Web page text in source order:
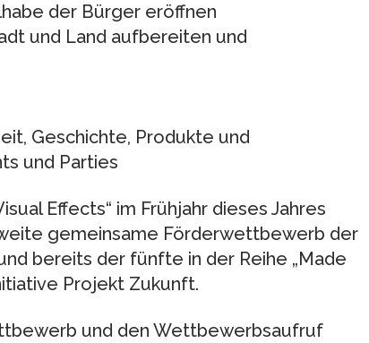
der Bürger eröffnen
und Land aufbereiten und
Geschichte, Produkte und
und Parties
Effects“ im Frühjahr dieses Jahres
gemeinsame Förderwettbewerb der
bereits der fünfte in der Reihe „Made
Projekt Zukunft.
und den Wettbewerbsaufruf